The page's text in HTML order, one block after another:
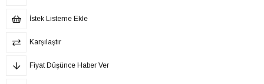
İstek Listeme Ekle
Karşılaştır
Fiyat Düşünce Haber Ver